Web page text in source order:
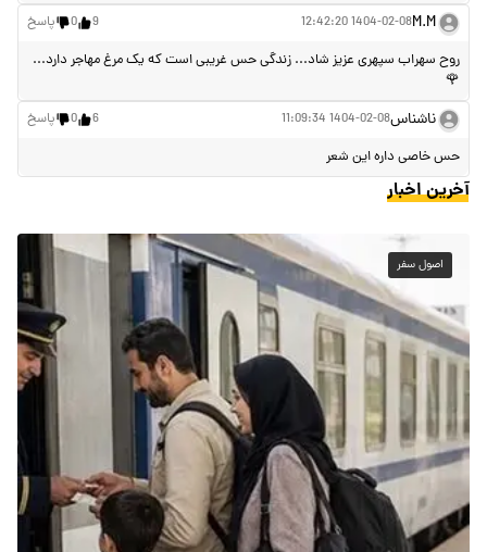
M.M
1404-02-08 12:42:20
9
0 پاسخ
روح سهراب سپهری عزیز شاد... زندگی حس غریبی است که یک مرغ مهاجر دارد...
🌹
ناشناس1404-02-08 11:09:34
6
0 پاسخ
حس خاصی داره این شعر
آخرین اخبار
اصول سفر